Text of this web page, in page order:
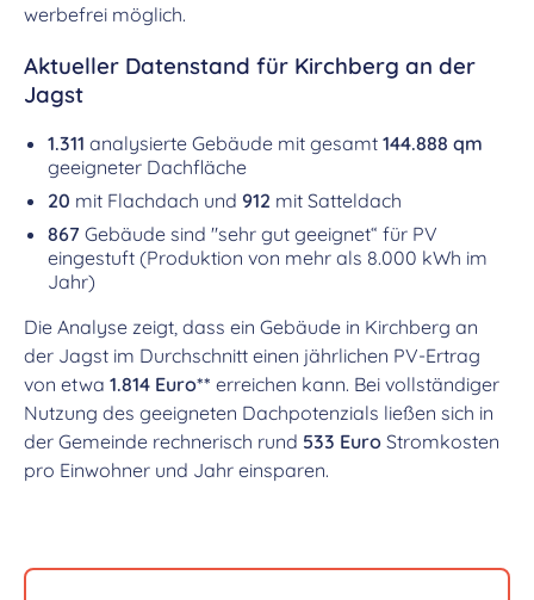
werbefrei möglich.
Aktueller Datenstand für Kirchberg an der
Jagst
1.311 analysierte Gebäude mit gesamt 144.888 qm
geeigneter Dachfläche
20 mit Flachdach und 912 mit Satteldach
867 Gebäude sind "sehr gut geeignet“ für PV
eingestuft (Produktion von mehr als 8.000 kWh im
Jahr)
Die Analyse zeigt, dass ein Gebäude in Kirchberg an
der Jagst im Durchschnitt einen jährlichen PV-Ertrag
von etwa 1.814 Euro** erreichen kann. Bei vollständiger
Nutzung des geeigneten Dachpotenzials ließen sich in
der Gemeinde rechnerisch rund 533 Euro Stromkosten
pro Einwohner und Jahr einsparen.